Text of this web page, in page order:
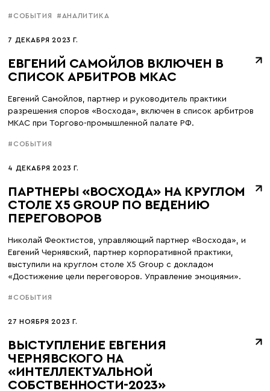
#СОБЫТИЯ #АНАЛИТИКА
7 ДЕКАБРЯ 2023 Г.
ЕВГЕНИЙ САМОЙЛОВ ВКЛЮЧЕН В
СПИСОК АРБИТРОВ МКАС
Евгений Самойлов, партнер и руководитель практики
разрешения споров «Восхода», включен в список арбитров
МКАС при Торгово-промышленной палате РФ.
#СОБЫТИЯ
4 ДЕКАБРЯ 2023 Г.
ПАРТНЕРЫ «ВОСХОДА» НА КРУГЛОМ
СТОЛЕ X5 GROUP ПО ВЕДЕНИЮ
ПЕРЕГОВОРОВ
Николай Феоктистов, управляющий партнер «Восхода», и
Евгений Чернявский, партнер корпоративной практики,
выступили на круглом столе X5 Group с докладом
«Достижение цели переговоров. Управление эмоциями».
#СОБЫТИЯ
27 НОЯБРЯ 2023 Г.
ВЫСТУПЛЕНИЕ ЕВГЕНИЯ
ЧЕРНЯВСКОГО НА
«ИНТЕЛЛЕКТУАЛЬНОЙ
СОБСТВЕННОСТИ-2023»